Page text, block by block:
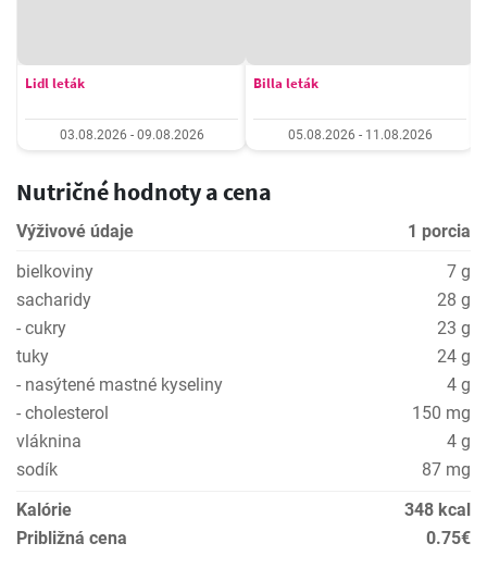
Lidl leták
03.08.2026 - 09.08.2026
Billa leták
05.08.2026 - 11.08.2026
Nutričné hodnoty a cena
Výživové údaje
1 porcia
bielkoviny
7 g
sacharidy
28 g
- cukry
23 g
tuky
24 g
- nasýtené mastné kyseliny
4 g
- cholesterol
150 mg
vláknina
4 g
sodík
87 mg
Kalórie
348 kcal
Približná cena
0.75€